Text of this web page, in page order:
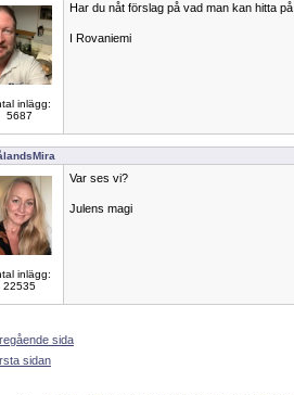
inlägg:
5687
Har du nåt förslag på vad man kan hitta
I Rovaniemi
inlägg:
22535
Var ses vi?
Julens magi
sida
sidan